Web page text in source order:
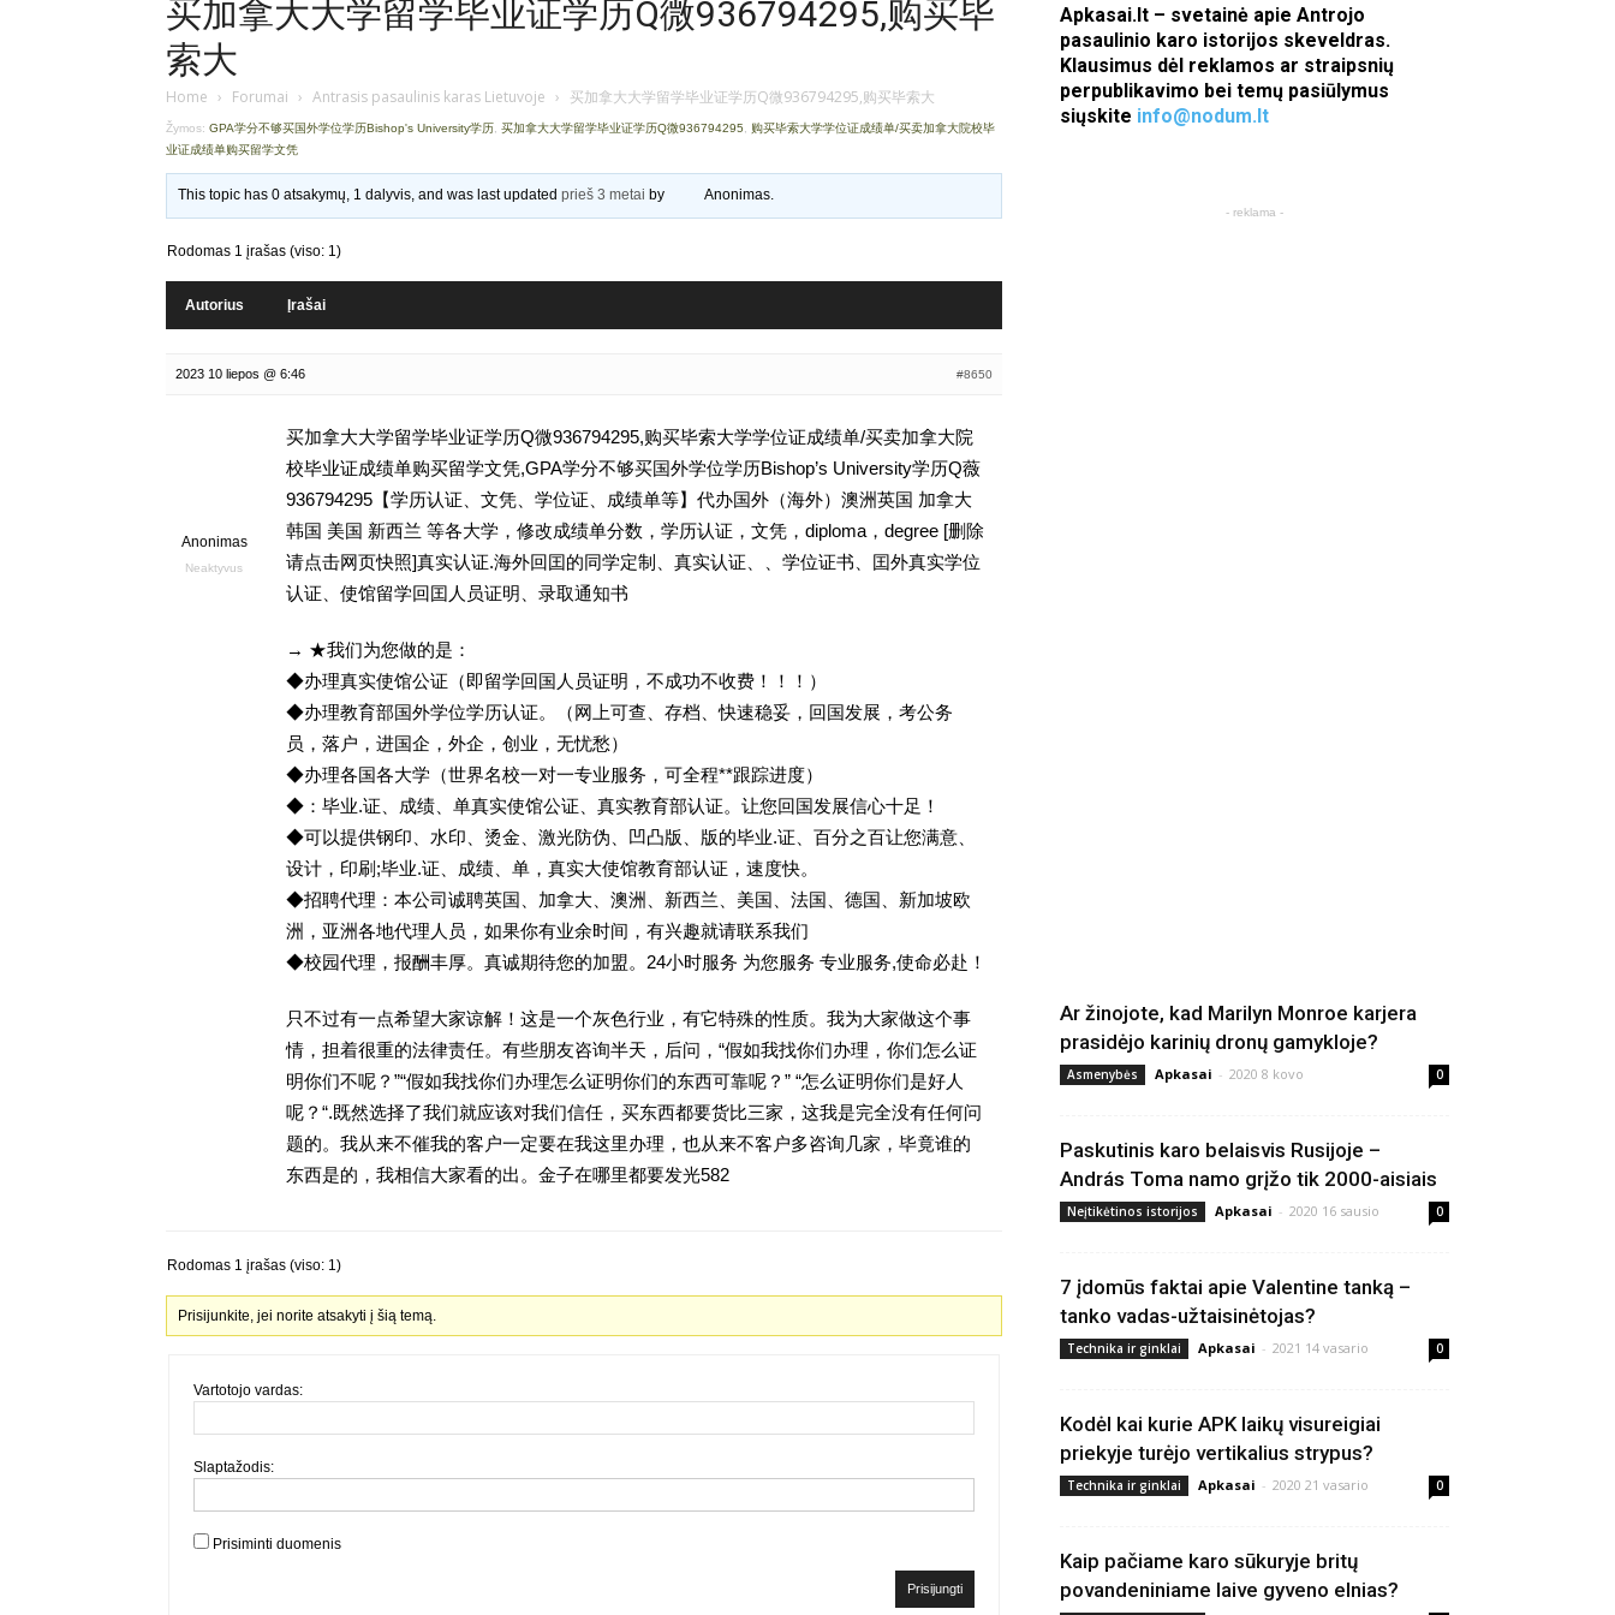
买加拿大大学留学毕业证学历Q微936794295,购买毕
索大
Home › Forumai › Antrasis pasaulinis karas Lietuvoje › 买加拿大大学留学毕业证学历Q微936794295,购买毕索大
Žymos: GPA学分不够买国外学位学历Bishop's University学历 买加拿大大学留学毕业证学历Q微936794295
购买毕索大学学位证成绩单/买卖加拿大院校毕
业证成绩单购买留学文凭
This topic has 0 atsakymų, 1 dalyvis, and was last updatedprieš 3 metai by Anonimas.
Rodomas 1 įrašas (viso: 1)
Autorius Įrašai
2023 10 liepos @ 6:46 #8650
Anonimas
Neaktyvus
买加拿大大学留学毕业证学历Q微936794295,购买毕索大学学位证成绩单/买卖加拿大院
校毕业证成绩单购买留学文凭,GPA学分不够买国外学位学历Bishop’s University学历Q薇
936794295【学历认证、文凭、学位证、成绩单等】代办国外（海外）澳洲英国 加拿大
韩国 美国 新西兰 等各大学，修改成绩单分数，学历认证，文凭，diploma，degree [删除
请点击网页快照]真实认证.海外回囯的同学定制、真实认证、、学位证书、囯外真实学位
认证、使馆留学回囯人员证明、录取通知书
→ ★我们为您做的是：
◆办理真实使馆公证（即留学回国人员证明，不成功不收费！！！）
◆办理教育部国外学位学历认证。（网上可查、存档、快速稳妥，回国发展，考公务
员，落户，进国企，外企，创业，无忧愁）
◆办理各国各大学（世界名校一对一专业服务，可全程**跟踪进度）
◆：毕业.证、成绩、单真实使馆公证、真实教育部认证。让您回国发展信心十足！
◆可以提供钢印、水印、烫金、激光防伪、凹凸版、版的毕业.证、百分之百让您满意、
设计，印刷;毕业.证、成绩、单，真实大使馆教育部认证，速度快。
◆招聘代理：本公司诚聘英国、加拿大、澳洲、新西兰、美国、法国、德国、新加坡欧
洲，亚洲各地代理人员，如果你有业余时间，有兴趣就请联系我们
◆校园代理，报酬丰厚。真诚期待您的加盟。24小时服务 为您服务 专业服务,使命必赴！
只不过有一点希望大家谅解！这是一个灰色行业，有它特殊的性质。我为大家做这个事
情，担着很重的法律责任。有些朋友咨询半天，后问，“假如我找你们办理，你们怎么证
明你们不呢？”“假如我找你们办理怎么证明你们的东西可靠呢？” “怎么证明你们是好人
呢？“.既然选择了我们就应该对我们信任，买东西都要货比三家，这我是完全没有任何问
题的。我从来不催我的客户一定要在我这里办理，也从来不客户多咨询几家，毕竟谁的
东西是的，我相信大家看的出。金子在哪里都要发光582
Rodomas 1 įrašas (viso: 1)
Prisijunkite, jei norite atsakyti į šią temą.
Vartotojo vardas:
Slaptažodis:
Prisiminti duomenis
Prisijungti
Apkasai.lt – svetainė apie Antrojo
pasaulinio karo istorijos skeveldras.
Klausimus dėl reklamos ar straipsnių
perpublikavimo bei temų pasiūlymus
siųskite info@nodum.lt
- reklama -
Ar žinojote, kad Marilyn Monroe karjera
prasidėjo karinių dronų gamykloje?
Asmenybės Apkasai - 2020 8 kovo 0
Paskutinis karo belaisvis Rusijoje –
András Toma namo grįžo tik 2000-aisiais
Neįtikėtinos istorijos Apkasai - 2020 16 sausio 0
7 įdomūs faktai apie Valentine tanką –
tanko vadas-užtaisinėtojas?
Technika ir ginklai Apkasai - 2021 14 vasario 0
Kodėl kai kurie APK laikų visureigiai
priekyje turėjo vertikalius strypus?
Technika ir ginklai Apkasai - 2020 21 vasario 0
Kaip pačiame karo sūkuryje britų
povandeniniame laive gyveno elnias?